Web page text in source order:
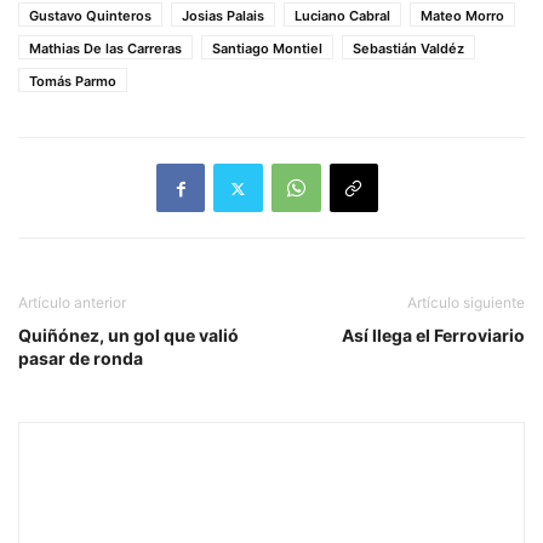
Gustavo Quinteros
Josias Palais Luciano Cabral
Mateo Morro
Mathias De las Carreras
Santiago Montiel
Sebastián Valdéz
Tomás Parmo
Artículo anterior
Quiñónez, un gol que valió
pasar de ronda
Artículo siguiente
Así llega el Ferroviario